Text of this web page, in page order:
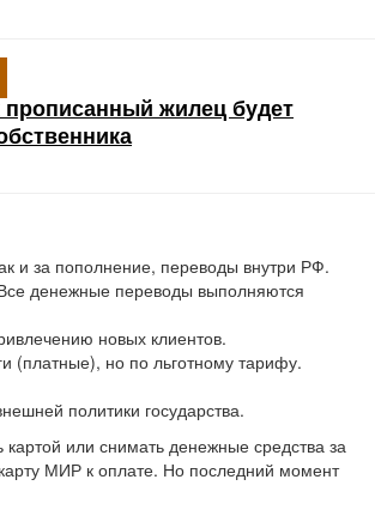
жилец будет
и за пополнение, переводы внутри РФ.
денежные переводы выполняются
новых клиентов.
(платные), но по льготному тарифу.
политики государства.
или снимать денежные средства за
МИР к оплате. Но последний момент